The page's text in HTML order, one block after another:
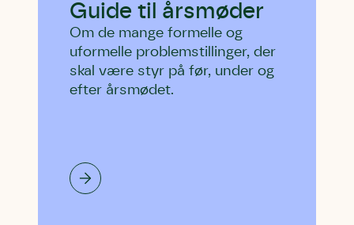
Guide til årsmøder
Om de mange formelle og
uformelle problemstillinger, der
skal være styr på før, under og
efter årsmødet.